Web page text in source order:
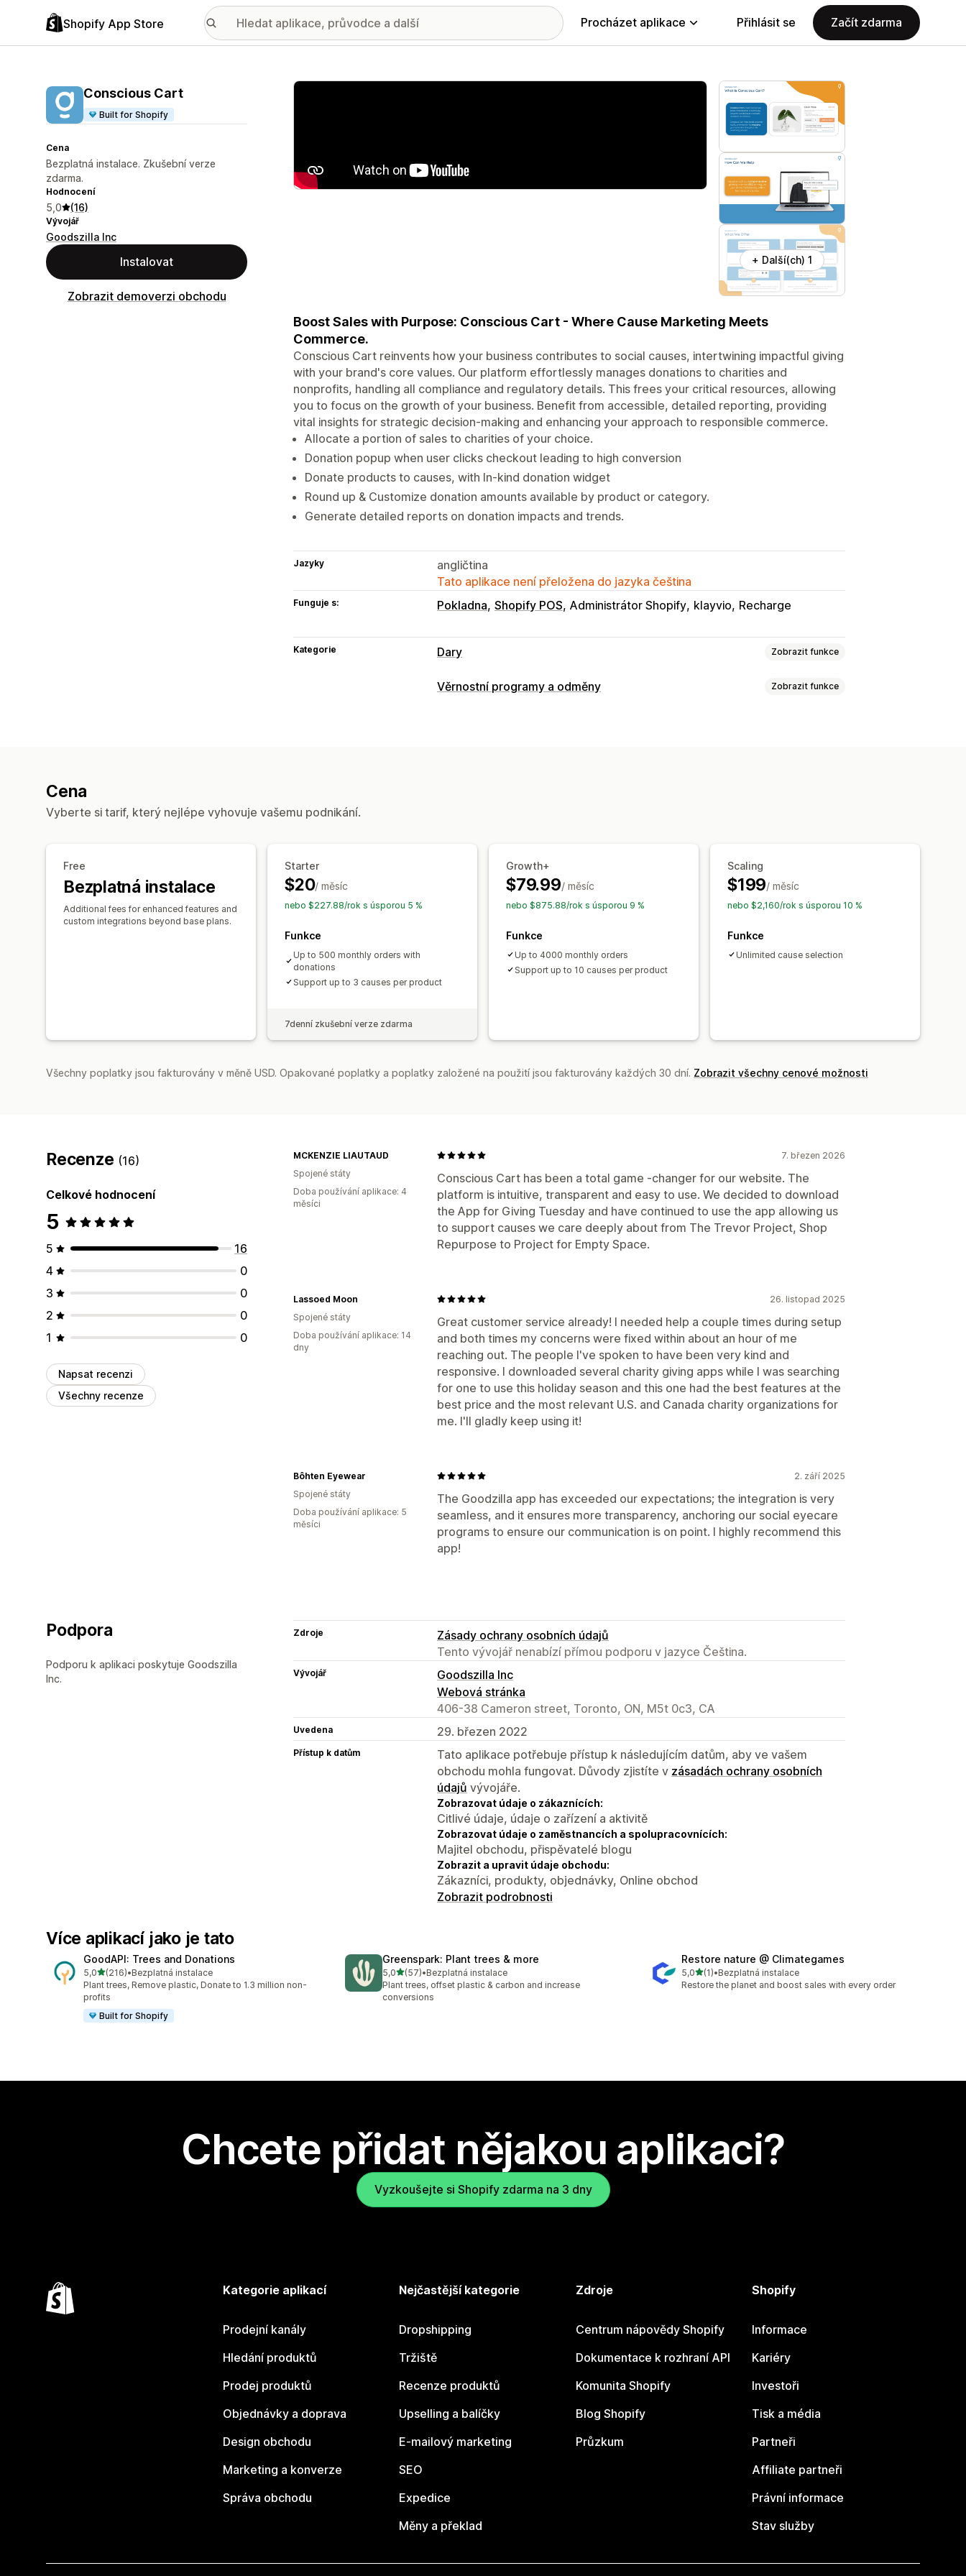
Shopify App Store Procházet aplikace Přihlásit se Začít zdarma
Conscious Cart
Built for Shopify
Cena
Bezplatná instalace. Zkušební verze
zdarma.
Hodnocení
5,0 (16)
Vývojář
Goodszilla Inc
Instalovat
Zobrazit demoverzi obchodu
Galerie propagovaných obrázků
+ Další(ch) 1
Boost Sales with Purpose: Conscious Cart - Where Cause Marketing Meets
Commerce.
Conscious Cart reinvents how your business contributes to social causes, intertwining impactful giving
with your brand's core values. Our platform effortlessly manages donations to charities and
nonprofits, handling all compliance and regulatory details. This frees your critical resources, allowing
you to focus on the growth of your business. Benefit from accessible, detailed reporting, providing
vital insights for strategic decision-making and enhancing your approach to responsible commerce.
Allocate a portion of sales to charities of your choice.
Donation popup when user clicks checkout leading to high conversion
Donate products to causes, with In-kind donation widget
Round up & Customize donation amounts available by product or category.
Generate detailed reports on donation impacts and trends.
Jazyky
angličtina
Tato aplikace není přeložena do jazyka čeština
Funguje s: Pokladna Shopify POS Administrátor Shopify klayvio Recharge
Kategorie Dary Zobrazit funkce
Typ charity
Vstupní stránky Odznaky Darovací widget
E-mailová oznámení Vlastní kód
Věrnostní programy a odměny Zobrazit funkce
Cena
Vyberte si tarif, který nejlépe vyhovuje vašemu podnikání.
Free
Bezplatná instalace
Additional fees for enhanced features and
custom integrations beyond base plans.
Starter
$20/ měsíc
nebo $227.88/rok s úsporou 5 %
Funkce
Up to 500 monthly orders with
donations
Support up to 3 causes per product
7denní zkušební verze zdarma
Growth+
$79.99/ měsíc
nebo $875.88/rok s úsporou 9 %
Funkce
Up to 4000 monthly orders
Support up to 10 causes per product
Scaling
$199/ měsíc
nebo $2,160/rok s úsporou 10 %
Funkce
Unlimited cause selection
Všechny poplatky jsou fakturovány v měně USD. Opakované poplatky a poplatky založené na použití jsou fakturovány každých 30 dní. Zobrazit všechny cenové možnosti
Recenze (16)
Celkové hodnocení
5
5
16
4
0
3
0
2
0
1
0
Napsat recenzi
Všechny recenze
7. březen 2026
Conscious Cart has been a total game -changer for our website. The
platform is intuitive, transparent and easy to use. We decided to download
the App for Giving Tuesday and have continued to use the app allowing us
to support causes we care deeply about from The Trevor Project, Shop
Repurpose to Project for Empty Space.
MCKENZIE LIAUTAUD
Spojené státy
Doba používání aplikace: 4
měsíci
26. listopad 2025
Great customer service already! I needed help a couple times during setup
and both times my concerns were fixed within about an hour of me
reaching out. The people I've spoken to have been very kind and
responsive. I downloaded several charity giving apps while I was searching
for one to use this holiday season and this one had the best features at the
best price and the most relevant U.S. and Canada charity organizations for
me. I'll gladly keep using it!
Lassoed Moon
Spojené státy
Doba používání aplikace: 14
dny
2. září 2025
The Goodzilla app has exceeded our expectations; the integration is very
seamless, and it ensures more transparency, anchoring our social eyecare
programs to ensure our communication is on point. I highly recommend this
app!
Bôhten Eyewear
Spojené státy
Doba používání aplikace: 5
měsíci
Podpora
Podporu k aplikaci poskytuje Goodszilla
Inc.
Zdroje
Zásady ochrany osobních údajů
Tento vývojář nenabízí přímou podporu v jazyce Čeština.
Vývojář
Goodszilla Inc
Webová stránka
406-38 Cameron street, Toronto, ON, M5t 0c3, CA
Uvedena 29. březen 2022
Přístup k datům
Tato aplikace potřebuje přístup k následujícím datům, aby ve vašem
obchodu mohla fungovat. Důvody zjistíte v zásadách ochrany osobních
údajů vývojáře.
Zobrazovat údaje o zákaznících:
Citlivé údaje, údaje o zařízení a aktivitě
Zobrazovat údaje o zaměstnancích a spolupracovnících:
Majitel obchodu, přispěvatelé blogu
Zobrazit a upravit údaje obchodu:
Zákazníci, produkty, objednávky, Online obchod
Zobrazit podrobnosti
Více aplikací jako je tato
GoodAPI: Trees and Donations
5,0z 5 hvězd
(216)
Celkový počet recenzí: 216
•Bezplatná instalace
Plant trees, Remove plastic, Donate to 1.3 million non-
profits
Built for Shopify
Greenspark: Plant trees & more
5,0z 5 hvězd
(57)
Celkový počet recenzí: 57
•Bezplatná instalace
Plant trees, offset plastic & carbon and increase
conversions
Restore nature @ Climategames
5,0z 5 hvězd
(1)
Celkový počet recenzí: 1
•Bezplatná instalace
Restore the planet and boost sales with every order
Chcete přidat nějakou aplikaci?
Vyzkoušejte si Shopify zdarma na 3 dny
Kategorie aplikací
Prodejní kanály
Hledání produktů
Prodej produktů
Objednávky a doprava
Design obchodu
Marketing a konverze
Správa obchodu
Nejčastější kategorie
Dropshipping
Tržiště
Recenze produktů
Upselling a balíčky
E-mailový marketing
SEO
Expedice
Měny a překlad
Zdroje
Centrum nápovědy Shopify
Dokumentace k rozhraní API
Komunita Shopify
Blog Shopify
Průzkum
Shopify
Informace
Kariéry
Investoři
Tisk a média
Partneři
Affiliate partneři
Právní informace
Stav služby